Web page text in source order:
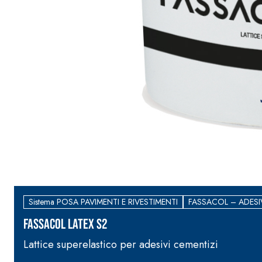
Sistema POSA PAVIMENTI E RIVESTIMENTI FASSACOL –
FASSACOL LATEX S2
Lattice superelastico per adesivi cementizi